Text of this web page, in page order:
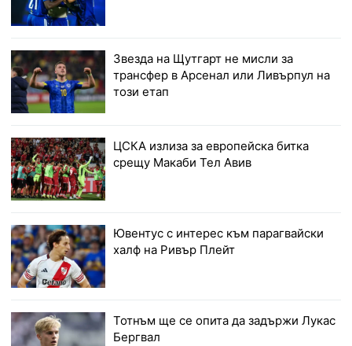
Звезда на Щутгарт не мисли за
трансфер в Арсенал или Ливърпул на
този етап
ЦСКА излиза за европейска битка
срещу Макаби Тел Авив
Ювентус с интерес към парагвайски
халф на Ривър Плейт
Тотнъм ще се опита да задържи Лукас
Бергвал